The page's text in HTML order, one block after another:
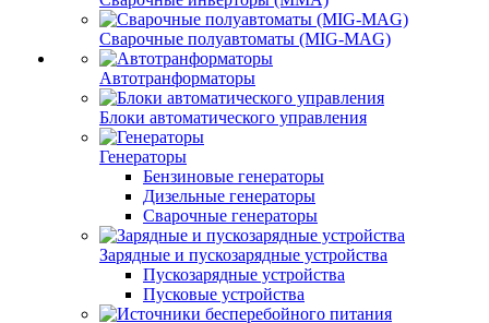
Сварочные полуавтоматы (MIG-MAG)
Автотранформаторы
Блоки автоматического управления
Генераторы
Бензиновые генераторы
Дизельные генераторы
Сварочные генераторы
Зарядные и пускозарядные устройства
Пускозарядные устройства
Пусковые устройства